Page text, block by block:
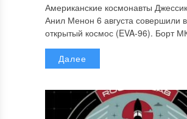
Американские космонавты
Анил Менон 6 августа совершили
открытый космос (EVA-96). Борт
Далее